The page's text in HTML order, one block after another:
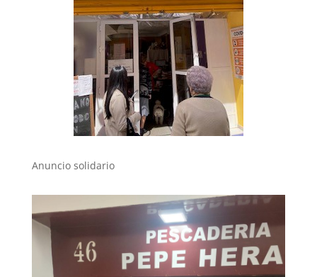
Anuncio solidario